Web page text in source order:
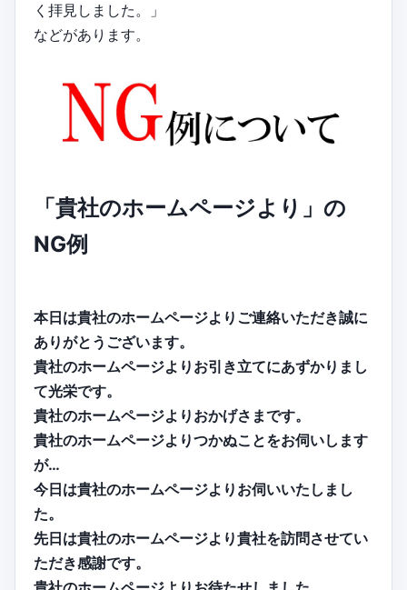
く拝見しました。」
などがあります。
「貴社のホームページより」の
NG例
本日は貴社のホームページよりご連絡いただき誠に
ありがとうございます。
貴社のホームページよりお引き立てにあずかりまし
て光栄です。
貴社のホームページよりおかげさまです。
貴社のホームページよりつかぬことをお伺いします
が…
今日は貴社のホームページよりお伺いいたしまし
た。
先日は貴社のホームページより貴社を訪問させてい
ただき感謝です。